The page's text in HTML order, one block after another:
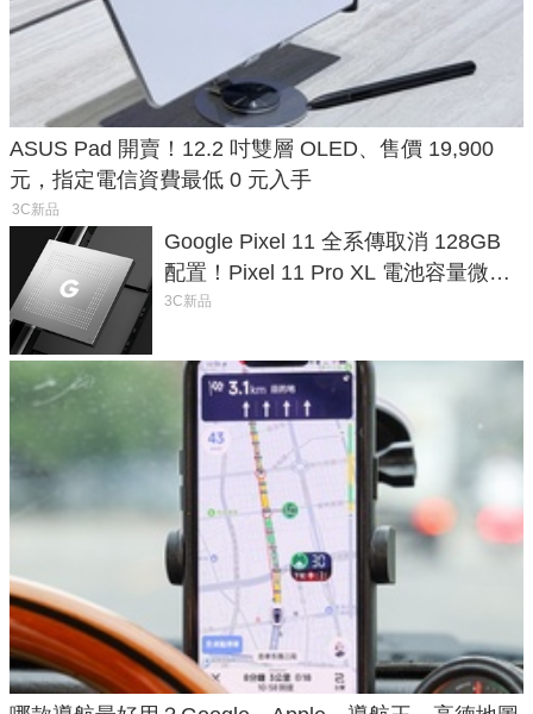
ASUS Pad 開賣！12.2 吋雙層 OLED、售價 19,900
元，指定電信資費最低 0 元入手
3C新品
Google Pixel 11 全系傳取消 128GB
配置！Pixel 11 Pro XL 電池容量微降
1.6%
3C新品